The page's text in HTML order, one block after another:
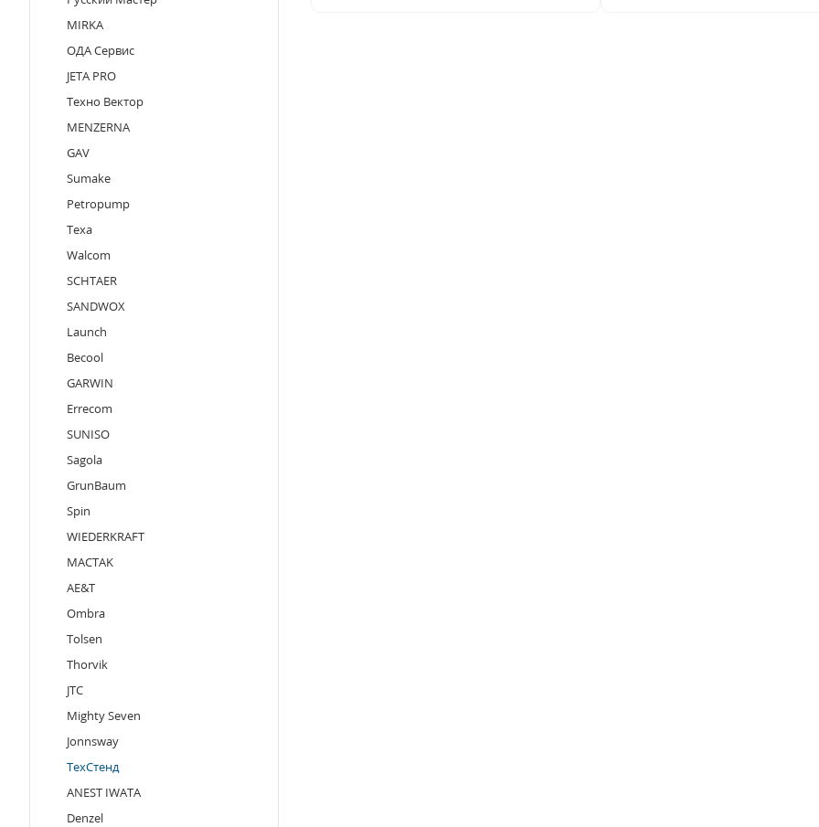
MIRKA
ОДА Сервис
JETA PRO
Техно Вектор
MENZERNA
GAV
Sumake
Petropump
Texa
Walcom
SCHTAER
SANDWOX
Launch
Becool
GARWIN
Errecom
SUNISO
Sagola
GrunBaum
Spin
WIEDERKRAFT
MACTAK
AE&T
Ombra
Tolsen
Thorvik
JTC
Mighty Seven
Jonnsway
ТехСтенд
ANEST IWATA
Denzel